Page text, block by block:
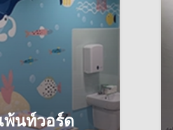
พ้นท์วอร์ด